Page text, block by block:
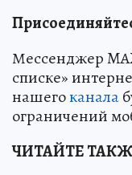
При
Мессенджер
списке»
нашегоканала
ограничений
ЧИТАЙТЕ